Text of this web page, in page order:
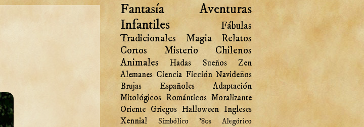
Fantasía
Aventuras
Infantiles
Fábulas
Tradicionales
Magia
Relatos
Cortos
Misterio
Chilenos
Animales
Hadas Sueños
Zen
Alemanes Ciencia Ficción Navideños
Brujas
Españoles
Adaptación
Mitológicos Románticos Moralizante
Oriente Griegos Halloween Ingleses
Xennial
Simbólico '80s
Alegórico